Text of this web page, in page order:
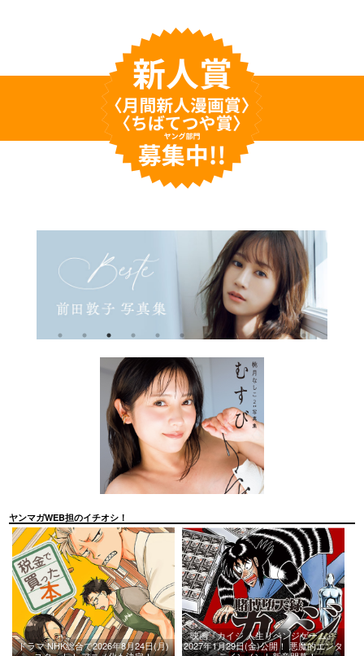
ヤンマガWEB担のイチオシ！
ドラマ NHK総合で2026年8月24日(月)
映画『カイジ 人生リベンジゲーム』
2027年1月29日(金)公開！ 悪魔的エンタ